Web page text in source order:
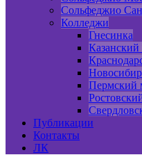
Сольфеджио
Колледжи
Гнесинка
Пермский
Публикации
Контакты
ЛК